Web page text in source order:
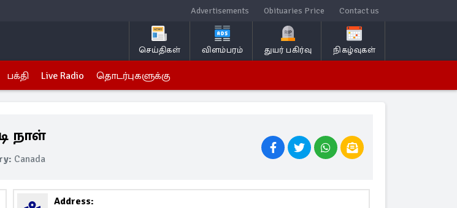
Advertisements Obituaries Price Contact us
செய்திகள் விளம்பரம் துயர் பகிர்வு நிகழ்வுகள்
பக்தி Live Radio தொடர்புகளுக்கு
நாள்
Canada
Address: